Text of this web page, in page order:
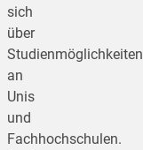
sich
über
Studienmöglichkeiten
an
Unis
und
Fachhochschulen.